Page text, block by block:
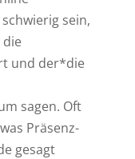
sein,
die
und der*die
sagen. Oft
Präsenz-
gesagt